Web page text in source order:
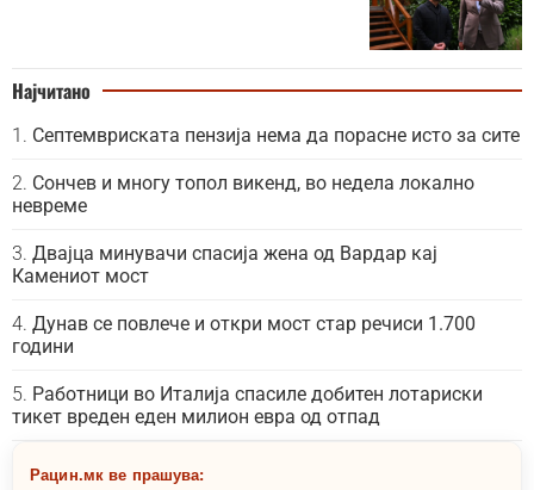
Најчитано
Септемвриската пензија нема да порасне исто за сите
Сончев и многу топол викенд, во недела локално
невреме
Двајца минувачи спасија жена од Вардар кај
Камениот мост
Дунав се повлече и откри мост стар речиси 1.700
години
Работници во Италија спасиле добитен лотариски
тикет вреден еден милион евра од отпад
Рацин.мк ве прашува: